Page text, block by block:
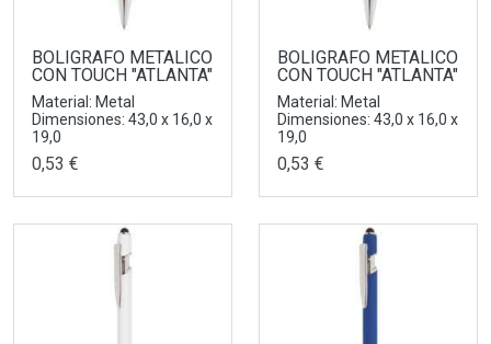
BOLIGRAFO METALICO
CON TOUCH "ATLANTA"
Material: Metal
Dimensiones: 43,0 x 16,0 x
19,0
0,53 €
BOLIGRAFO METALICO
CON TOUCH "ATLANTA"
Material: Metal
Dimensiones: 43,0 x 16,0 x
19,0
0,53 €